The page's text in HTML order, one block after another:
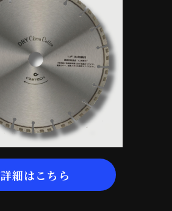
詳細はこちら